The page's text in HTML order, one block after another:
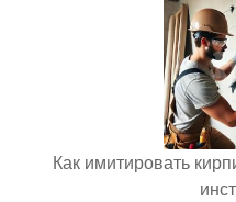
Как имитировать